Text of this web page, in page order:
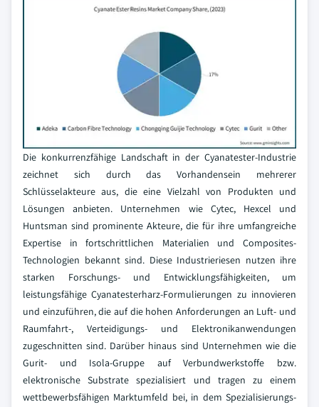
Die konkurrenzfähige Landschaft in der Cyanatester-Industrie
zeichnet sich durch das Vorhandensein mehrerer
Schlüsselakteure aus, die eine Vielzahl von Produkten und
Lösungen anbieten. Unternehmen wie Cytec, Hexcel und
Huntsman sind prominente Akteure, die für ihre umfangreiche
Expertise in fortschrittlichen Materialien und Composites-
Technologien bekannt sind. Diese Industrieriesen nutzen ihre
starken Forschungs- und Entwicklungsfähigkeiten, um
leistungsfähige Cyanatesterharz-Formulierungen zu innovieren
und einzuführen, die auf die hohen Anforderungen an Luft- und
Raumfahrt-, Verteidigungs- und Elektronikanwendungen
zugeschnitten sind. Darüber hinaus sind Unternehmen wie die
Gurit- und Isola-Gruppe auf Verbundwerkstoffe bzw.
elektronische Substrate spezialisiert und tragen zu einem
wettbewerbsfähigen Marktumfeld bei, in dem Spezialisierungs-